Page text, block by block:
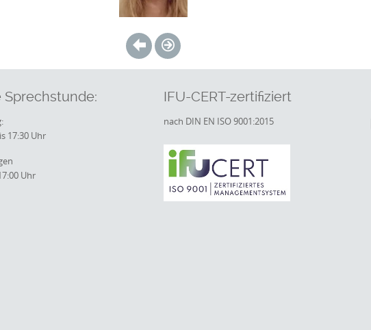
Sprechstunde:
17:30 Uhr
Uhr
IFU-CERT-zertifiziert
nach DIN EN ISO 9001:2015